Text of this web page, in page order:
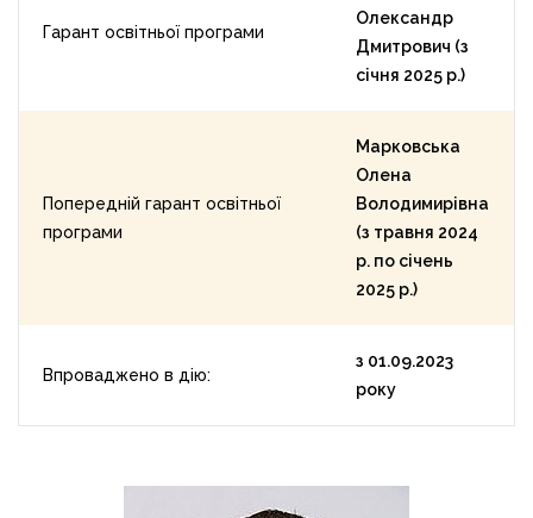
Гарант освітньої програми
Олександр
Дмитрович (з
січня 2025 р.)
Попередній гарант освітньої
програми
Марковська
Олена
Володимирівна
(з травня 2024
р. по січень
2025 р.)
Впроваджено в дію:
з 01.09.2023
року